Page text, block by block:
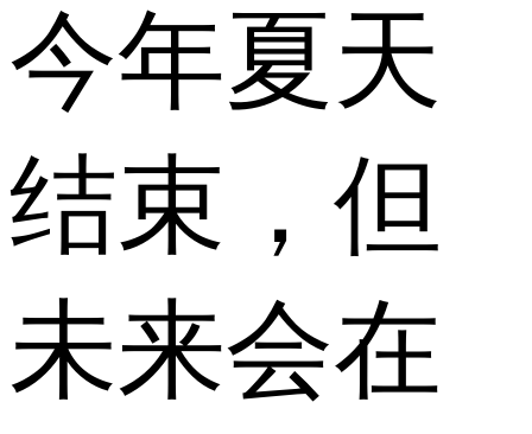
今年夏天
结束，但
未来会在